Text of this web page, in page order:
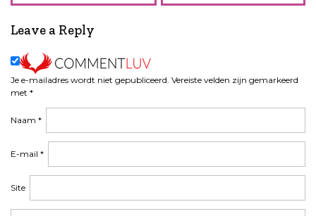
h
n
a
v
g
t
e
Leave a Reply
Je e-mailadres wordt niet gepubliceerd. Vereiste velden zijn gemarkeerd
met *
Naam *
E-mail *
Site